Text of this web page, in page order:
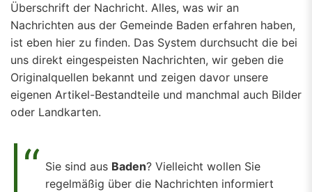
Überschrift der Nachricht. Alles, was wir an
Nachrichten aus der Gemeinde Baden erfahren haben,
ist eben hier zu finden. Das System durchsucht die bei
uns direkt eingespeisten Nachrichten, wir geben die
Originalquellen bekannt und zeigen davor unsere
eigenen Artikel-Bestandteile und manchmal auch Bilder
oder Landkarten.
Sie sind aus Baden? Vielleicht wollen Sie
regelmäßig über die Nachrichten informiert